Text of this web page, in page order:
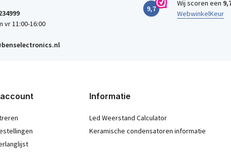
vr 11:00-16:00
9,7
Wij scoren een
WebwinkelKeur
Informatie
Led Weerstand Calculator
Keramische condensatoren informatie